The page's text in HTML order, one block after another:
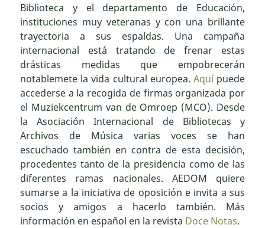
Biblioteca y el departamento de Educación,
instituciones muy veteranas y con una brillante
trayectoria a sus espaldas. Una campaña
internacional está tratando de frenar estas
drásticas medidas que empobrecerán
notablemete la vida cultural europea. Aquípuede
accederse a la recogida de firmas organizada por
el Muziekcentrum van de Omroep (MCO). Desde
la Asociación Internacional de Bibliotecas y
Archivos de Música varias voces se han
escuchado también en contra de esta decisión,
procedentes tanto de la presidencia como de las
diferentes ramas nacionales. AEDOM quiere
sumarse a la iniciativa de oposición e invita a sus
socios y amigos a hacerlo también. Más
información en español en la revista Doce Notas.